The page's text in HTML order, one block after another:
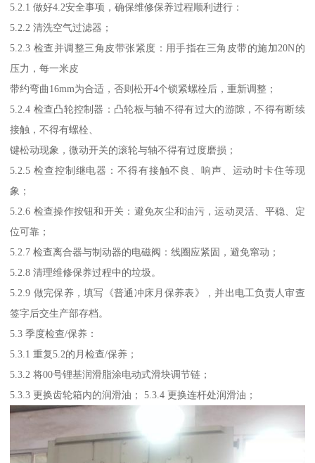
5.2.1 做好4.2安全事项，确保维修保养过程顺利进行：
5.2.2 清洗空气过滤器；
5.2.3 检查并调整三角皮带张紧度：用手指在三角皮带的施加20N的
压力，每一米皮
带约弯曲16mm为合适，否则松开4个锁紧螺栓后，重新调整；
5.2.4 检查凸轮控制器：凸轮板与轴不得有过大的游隙，不得有断续
接触，不得有螺栓、
键松动现象，微动开关的滚轮与轴不得有过度磨损；
5.2.5 检查控制继电器：不得有接触不良、响声、运动时卡住等现
象；
5.2.6 检查操作按钮和开关：避免灰尘和油污，运动灵活、平稳、定
位可靠；
5.2.7 检查离合器与制动器的电磁阀：线圈应紧固，避免窜动；
5.2.8 清理维修保养过程中的垃圾。
5.2.9 做完保养，填写《普通冲床月保养表》，并出电工负责人审查
签字后交生产部存档。
5.3 季度检查/保养：
5.3.1 重复5.2的月检查/保养；
5.3.2 将00号锂基润滑脂涂电动式滑块调节链；
5.3.3 更换齿轮箱内的润滑油； 5.3.4 更换连杆处润滑油；